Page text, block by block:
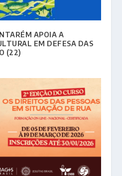
APOIA A
EM DEFESA DAS
(22)